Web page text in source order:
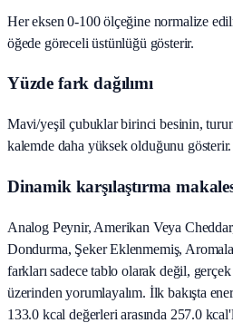
Her eksen 0-100 ölçeğine normalize
öğede göreceli üstünlüğü gösterir.
Yüzde fark dağılımı
Mavi/yeşil çubuklar birinci besinin,
kalemde daha yüksek olduğunu gösterir.
Dinamik karşılaştırma
Analog Peynir, Amerikan Veya
Dondurma, Şeker Eklenmemiş,
farkları sadece tablo olarak değil,
üzerinden yorumlayalım. İlk bakışta
133.0 kcal değerleri arasında 257.0